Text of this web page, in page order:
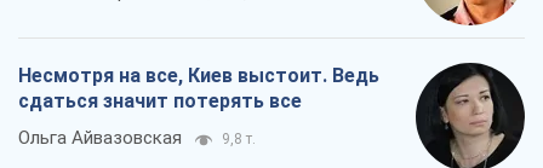
Несмотря на все, Киев выстоит. Ведь
сдаться значит потерять все
Ольга Айвазовская 9,8 т.